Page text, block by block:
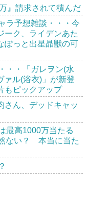
』請求されて積んだ
ラ予想雑談・・・今
ーク、ライデンあた
っと出星晶獣の可
・・「ガレヲン(水
ァル(浴衣)」が新登
もピックアップ
さん、デッドキャッ
最高1000万当たる
ない？ 本当に当た